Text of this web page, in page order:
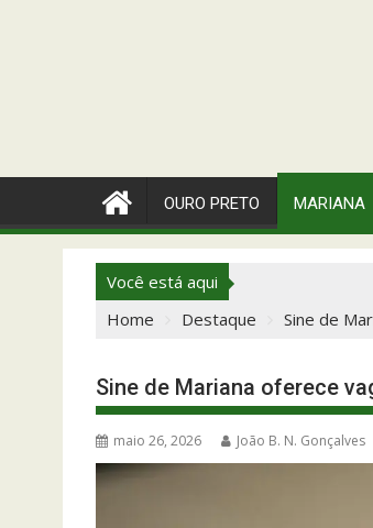
OURO PRETO MARIANA
Você está aqui
Home
Destaque Sine de
Sine de Mariana oferece
maio 26, 2026 João B. N. Gonçalves